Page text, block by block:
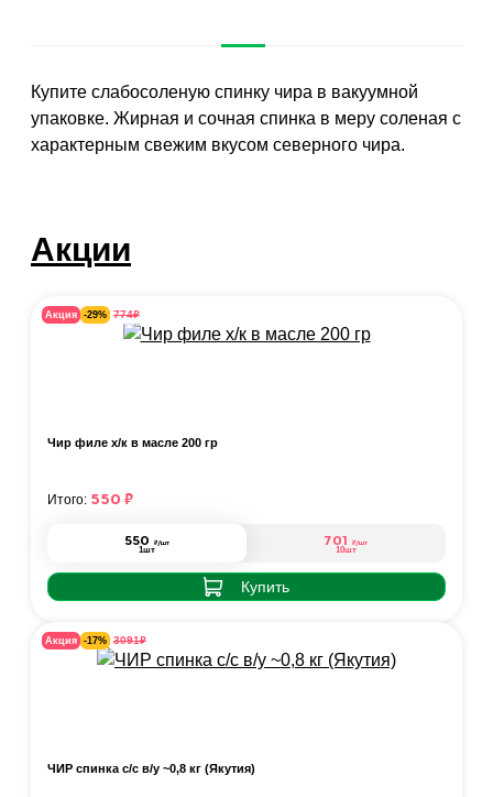
Купите слабосоленую спинку чира в вакуумной
упаковке. Жирная и сочная спинка в меру соленая с
характерным свежим вкусом северного чира.
Акции
Акция -29% 774₽
Чир филе х/к в масле 200 гр
550 ₽/шт
1шт
701 ₽/шт
10шт
Купить
Итого: 550 ₽
Акция -17% 3091₽
ЧИР спинка с/с в/у ~0,8 кг (Якутия)